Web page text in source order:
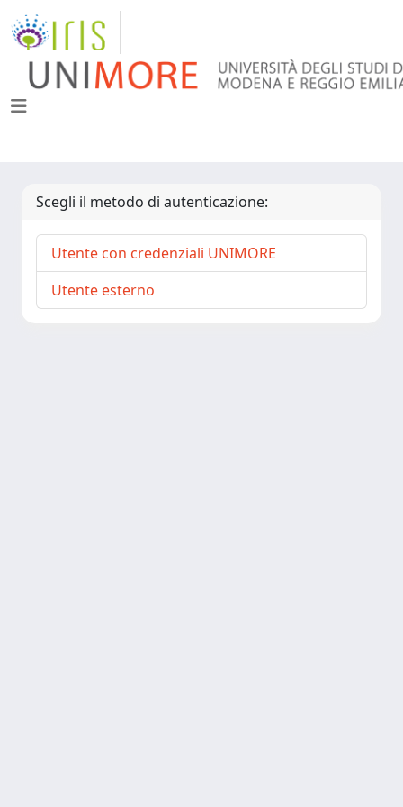
Scegli il metodo di autenticazione:
Utente con credenziali UNIMORE
Utente esterno